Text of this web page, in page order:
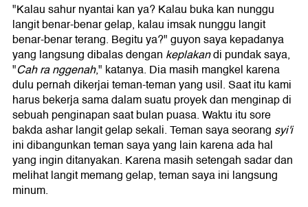
"Kalau sahur nyantai kan ya? Kalau buka kan nunggu
langit benar-benar gelap, kalau imsak nunggu langit
benar-benar terang. Begitu ya?" guyon saya kepadanya
yang langsung dibalas dengan keplakandi pundak saya,
"Cah ra nggenah," katanya. Dia masih mangkel karena
dulu pernah dikerjai teman-teman yang usil. Saat itu kami
harus bekerja sama dalam suatu proyek dan menginap di
sebuah penginapan saat bulan puasa. Waktu itu sore
bakda ashar langit gelap sekali. Teman saya seorang syi'i
ini dibangunkan teman saya yang lain karena ada hal
yang ingin ditanyakan. Karena masih setengah sadar dan
melihat langit memang gelap, teman saya ini langsung
minum.